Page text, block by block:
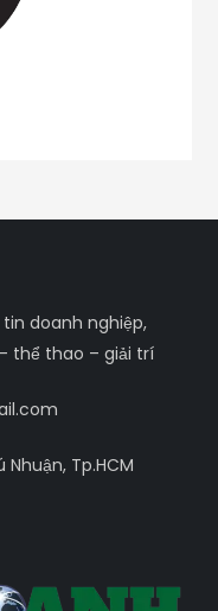
doanh nghiệp,
thể thao – giải trí
Nhuận, Tp.HCM